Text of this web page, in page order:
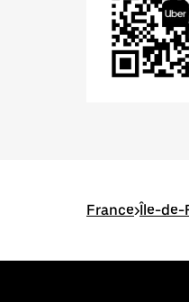
France>Île-de-